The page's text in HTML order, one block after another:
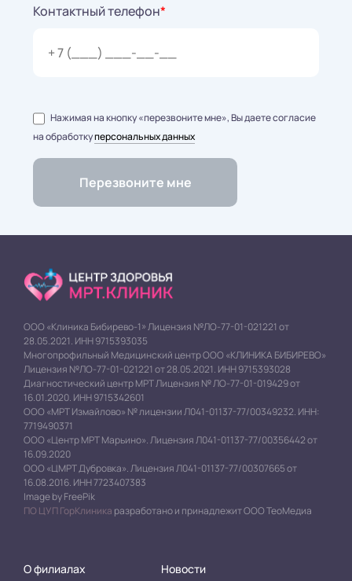
Контактный телефон*
Нажимая на кнопку «перезвоните мне», Вы даете согласие
на обработкуперсональных данных
ООО «Клиника Бибирево-1» Лицензия №ЛО-77-01-021221 от
28.05.2021. ИНН 9715393035
Многопрофильный Медицинский центр ООО «КЛИНИКА БИБИРЕВО»
Лицензия №ЛО-77-01-021221 от 28.05.2021. ИНН 9715393028
Диагностический центр МРТ Лицензия № ЛО-77-01-019429 от
16.01.2020. ИНН 9715342601
ООО «МРТ Измайлово» № лицензии Л041-01137-77/00349232. ИНН:
7719490371
ООО «Центр МРТ Марьино». Лицензия Л041-01137-77/00356442 от
16.09.2020
ООО «ЦМРТ Дубровка». Лицензия Л041-01137-77/00307665 от
16.08.2016. ИНН 7723407383
Image by FreePik
ПО ЦУП ГорКлиника разработано и принадлежит ООО ТеоМедиа
О филиалах
Новости